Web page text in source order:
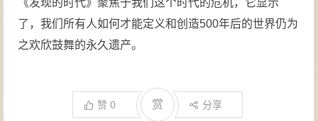
《发现的时代》聚焦于我们这个时代的危机，它显示
了，我们所有人如何才能定义和创造500年后的世界仍为
之欢欣鼓舞的永久遗产。
赞0 赏 分享